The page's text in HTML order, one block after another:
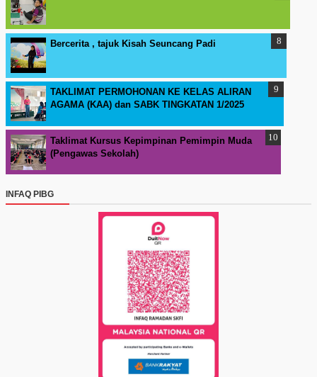
Bercerita , tajuk Kisah Seuncang Padi
TAKLIMAT PERMOHONAN KE KELAS ALIRAN
AGAMA (KAA) dan SABK TINGKATAN 1/2025
Taklimat Kursus Kepimpinan Pemimpin Muda
(Pengawas Sekolah)
INFAQ PIBG